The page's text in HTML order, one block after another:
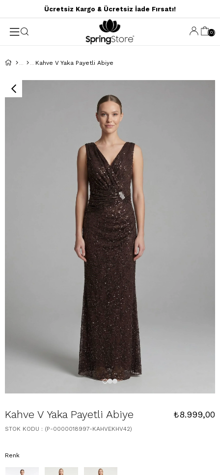
Ücretsiz Kargo & Ücretsiz İade Fırsatı!
0
Kahve V Yaka Payetli Abiye
Kahve V Yaka Payetli Abiye ₺8.999,00
STOK KODU (P-0000018997-KAHVEKHV42)
Renk